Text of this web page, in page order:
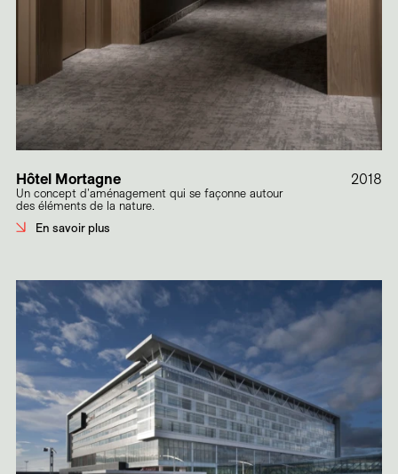
Hôtel Mortagne
Un concept d'aménagement qui se façonne autour
des éléments de la nature.
En savoir plus
2018